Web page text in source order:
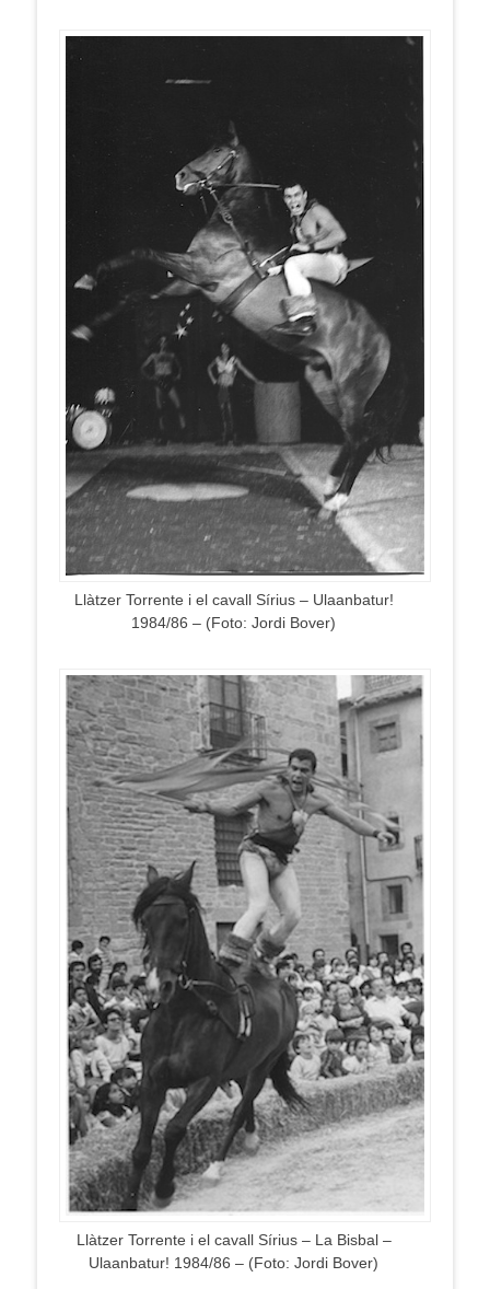
Llàtzer Torrente i el cavall Sírius – Ulaanbatur!
1984/86 – (Foto: Jordi Bover)
Llàtzer Torrente i el cavall Sírius – La Bisbal –
Ulaanbatur! 1984/86 – (Foto: Jordi Bover)